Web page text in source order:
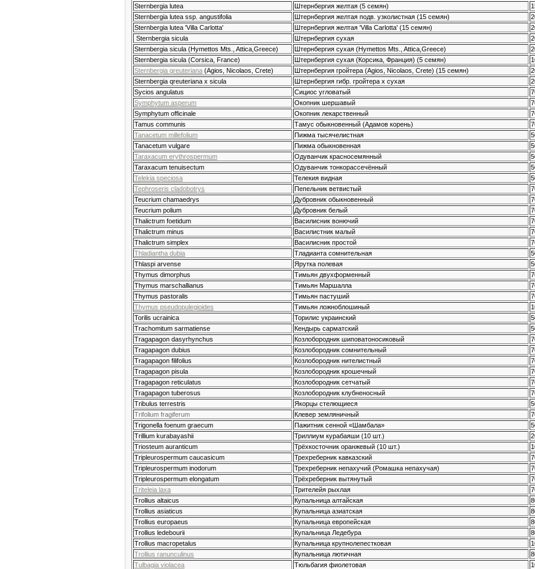
Sternbergia lutea
Штернбергия желтая (5 семян)
Sternbergia lutea ssp. angustifolia
Штернбергия желтая подв. узколистная (15 семян)
Sternbergia lutea 'Villa Carlotta'
Штернбергия желтая 'Villa Carlotta' (15 семян)
Sternbergia sicula
Штернбергия сухая
Sternbergia sicula (Hymettos Mts., Attica,Greece)
Штернбергия сухая (Hymettos Mts., Attica,Greece)
Sternbergia sicula (Corsica, France)
Штернбергия сухая (Корсика, Франция) (5 семян)
Sternbergia greuteriana (Agios, Nicolaos, Crete) Штернбергия гройтера (Agios, Nicolaos, Crete) (15 семян)
Sternbergia qreuteriana x sicula
Штернбергия гибр. гройтера х сухая
Sycios angulatus
Сициос угловатый
Symphytum asperum
Окопник шершавый
Symphytum officinale
Окопник лекарственный
Tamus communis
Тамус обыкновенный (Адамов корень)
Tanacetum millefolium
Пижма тысячелистная
Tanacetum vulgare
Пижма обыкновенная
Taraxacum erythrospermum
Одуванчик красносемянный
Taraxacum tenuisectum
Одуванчик тонкорассечённый
Telekia speciosa
Телекия видная
Tephroseris cladobotrys
Пепельник ветвистый
Teucrium chamaedrys
Дубровник обыкновенный
Teucrium polium
Дубровник белый
Thalictrum foetidum
Василисник вонючий
Thalictrum minus
Василистник малый
Thalictrum simplex
Василисник простой
Thladiantha dubia
Тладианта сомнительная
Thlaspi arvense
Ярутка полевая
Thymus dimorphus
Тимьян двухформенный
Thymus marschallianus
Тимьян Маршалла
Thymus pastoralis
Тимьян пастуший
Thymus pseudopulegioides
Тимьян ложноблошиный
Torilis ucrainica
Торилис украинский
Trachomitum sarmatiense
Кендырь сарматский
Tragapagon dasyrhynchus
Козлобородник шиповатоносиковый
Tragapagon dubius
Козлобородник сомнительный
Tragapagon filifolius
Козлобородник нителистный
Tragapagon pisula
Козлобородник крошечный
Tragapagon reticulatus
Козлобородник сетчатый
Tragapagon tuberosus
Козлобородник клубненосный
Tribulus terrestris
Якорцы стелющиеся
Trifolium fragiferum
Клевер земляничный
Trigonella foenum graecum
Пажитник сенной «Шамбала»
Trillium kurabayashii
Триллиум курабаяши (10 шт.)
Triosteum auranticum
Трёхкосточник оранжевый (10 шт.)
Tripleurospermum caucasicum
Трехреберник кавказский
Tripleurospermum inodorum
Трехреберник непахучий (Ромашка непахучая)
Tripleurospermum elongatum
Трёхреберник вытянутый
Triteleia laxa
Трителейя рыхлая
Trollius altaicus
Купальница алтайская
Trollius asiaticus
Купальница азиатская
Trollius europaeus
Купальница европейская
Trollius ledebourii
Купальница Ледебура
Trollius macropetalus
Купальница крупнолепестковая
Trollius ranunculinus
Купальница лютичная
Tulbagia violacea
Тюльбагия фиолетовая